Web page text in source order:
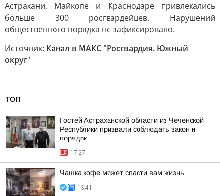
Астрахани, Майкопе и Краснодаре привлекались
больше 300 росгвардейцев. Нарушений
общественного порядка не зафиксировано.
Источник: Канал в МАКС "Росгвардия. Южный
округ"
ТОП
Гостей Астраханской области из Чеченской
Республики призвали соблюдать закон и
порядок
17:27
Чашка кофе может спасти вам жизнь
13:41